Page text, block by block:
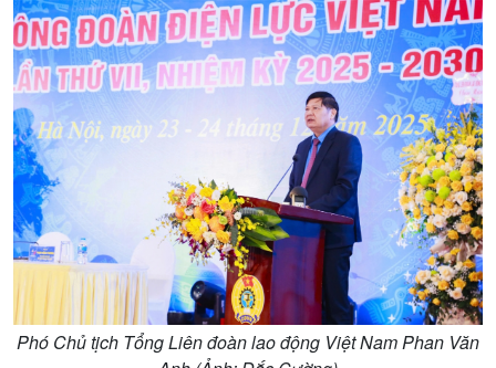
thương mại
Tìm hiểu biển, đảo Việt
Nam
Phó Chủ tịch Tổng Liên đoàn lao động Việt Nam Phan Văn